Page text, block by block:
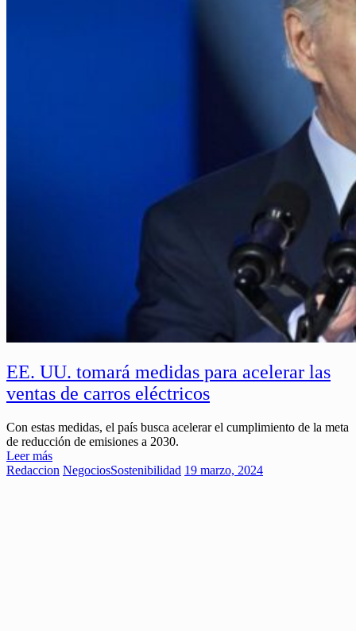
EE. UU. tomará medidas para acelerar las
ventas de carros eléctricos
Con estas medidas, el país busca acelerar el cumplimiento de la meta
de reducción de emisiones a 2030.
Leer más
Redaccion NegociosSostenibilidad 19 marzo, 2024